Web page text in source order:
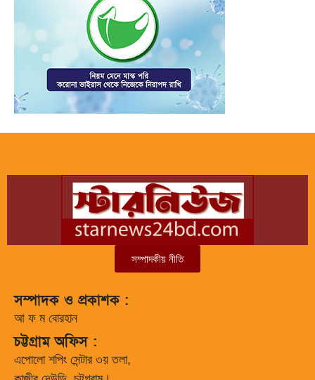
সম্পাদকীয় নীতি
সম্পাদক ও প্রকাশক :
আ ফ ম বোরহান
চট্টগ্রাম অফিস :
এপোলো শপিং সেন্টার ৩য় তলা,